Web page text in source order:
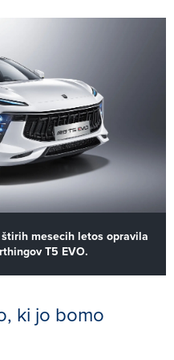
mesecih letos opravila
T5 EVO.
ki jo bomo